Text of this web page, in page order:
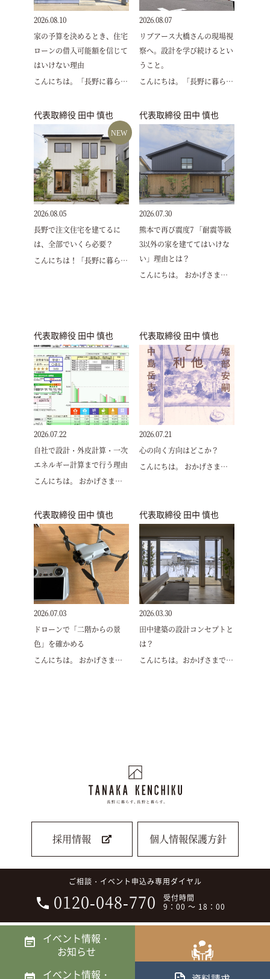
2026.08.10
家の予算を決めるとき、住宅
ローンの借入可能額を信じて
はいけない理由
こんにちは。「長野に暮ら…
2026.08.07
リブアース大橋さんの現場視
察へ。設計を学び続けるとい
うこと。
こんにちは。「長野に暮ら…
代表取締役 田中 慎也
NEW
2026.08.05
長野で注文住宅を建てるに
は、全部でいくら必要？
こんにちは！「長野に暮ら…
代表取締役 田中 慎也
2026.07.30
熊本で再び震度7 「耐震等級
3以外の家を建ててはいけな
い」理由とは？
こんにちは。 おかげさま…
代表取締役 田中 慎也
2026.07.22
自社で設計・外皮計算・一次
エネルギー計算まで行う理由
こんにちは。 おかげさま…
代表取締役 田中 慎也
2026.07.21
心の向く方向はどこか？
こんにちは。 おかげさま…
代表取締役 田中 慎也
2026.07.03
ドローンで「二階からの景
色」を確かめる
こんにちは。 おかげさま…
代表取締役 田中 慎也
2026.03.30
田中建築の設計コンセプトと
は？
こんにちは。おかげさまで…
イベント情報・
お知らせ
イベント情報・
採用情報 個人情報保護方針
ご相談・イベント申込み専用ダイヤル
0120-048-770
受付時間
9：00 ～ 18：00
Copyright © 2022 田中建築株式会社 All Rights Reserved.